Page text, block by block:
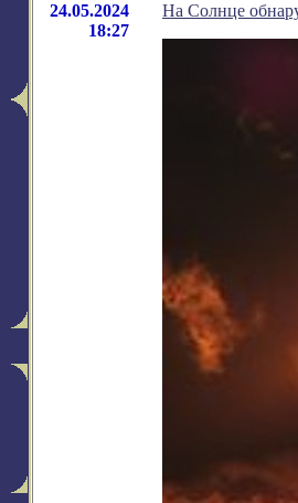
24.05.2024
18:27
На Солнце